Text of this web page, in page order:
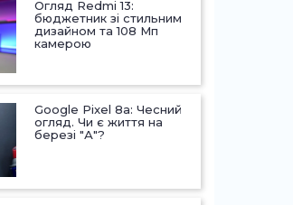
Огляд Redmi 13:
бюджетник зі стильним
дизайном та 108 Мп
камерою
Google Pixel 8a: Чесний
огляд. Чи є життя на
березі "А"?